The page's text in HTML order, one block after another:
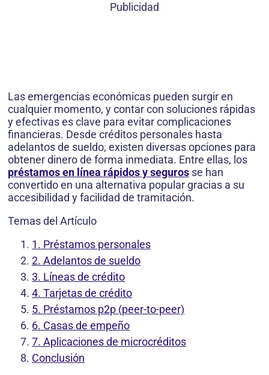
Publicidad
Las emergencias económicas pueden surgir en
cualquier momento, y contar con soluciones rápidas
y efectivas es clave para evitar complicaciones
financieras. Desde créditos personales hasta
adelantos de sueldo, existen diversas opciones para
obtener dinero de forma inmediata. Entre ellas, los
préstamos en línea rápidos y seguros se han
convertido en una alternativa popular gracias a su
accesibilidad y facilidad de tramitación.
Temas del Artículo
1. Préstamos personales
2. Adelantos de sueldo
3. Líneas de crédito
4. Tarjetas de crédito
5. Préstamos p2p (peer-to-peer)
6. Casas de empeño
7. Aplicaciones de microcréditos
Conclusión